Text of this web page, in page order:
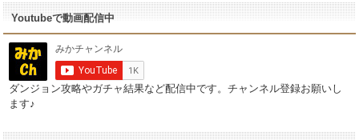
Youtubeで動画配信中
ダンジョン攻略やガチャ結果など配信中です。チャンネル登録お願いし
ます♪